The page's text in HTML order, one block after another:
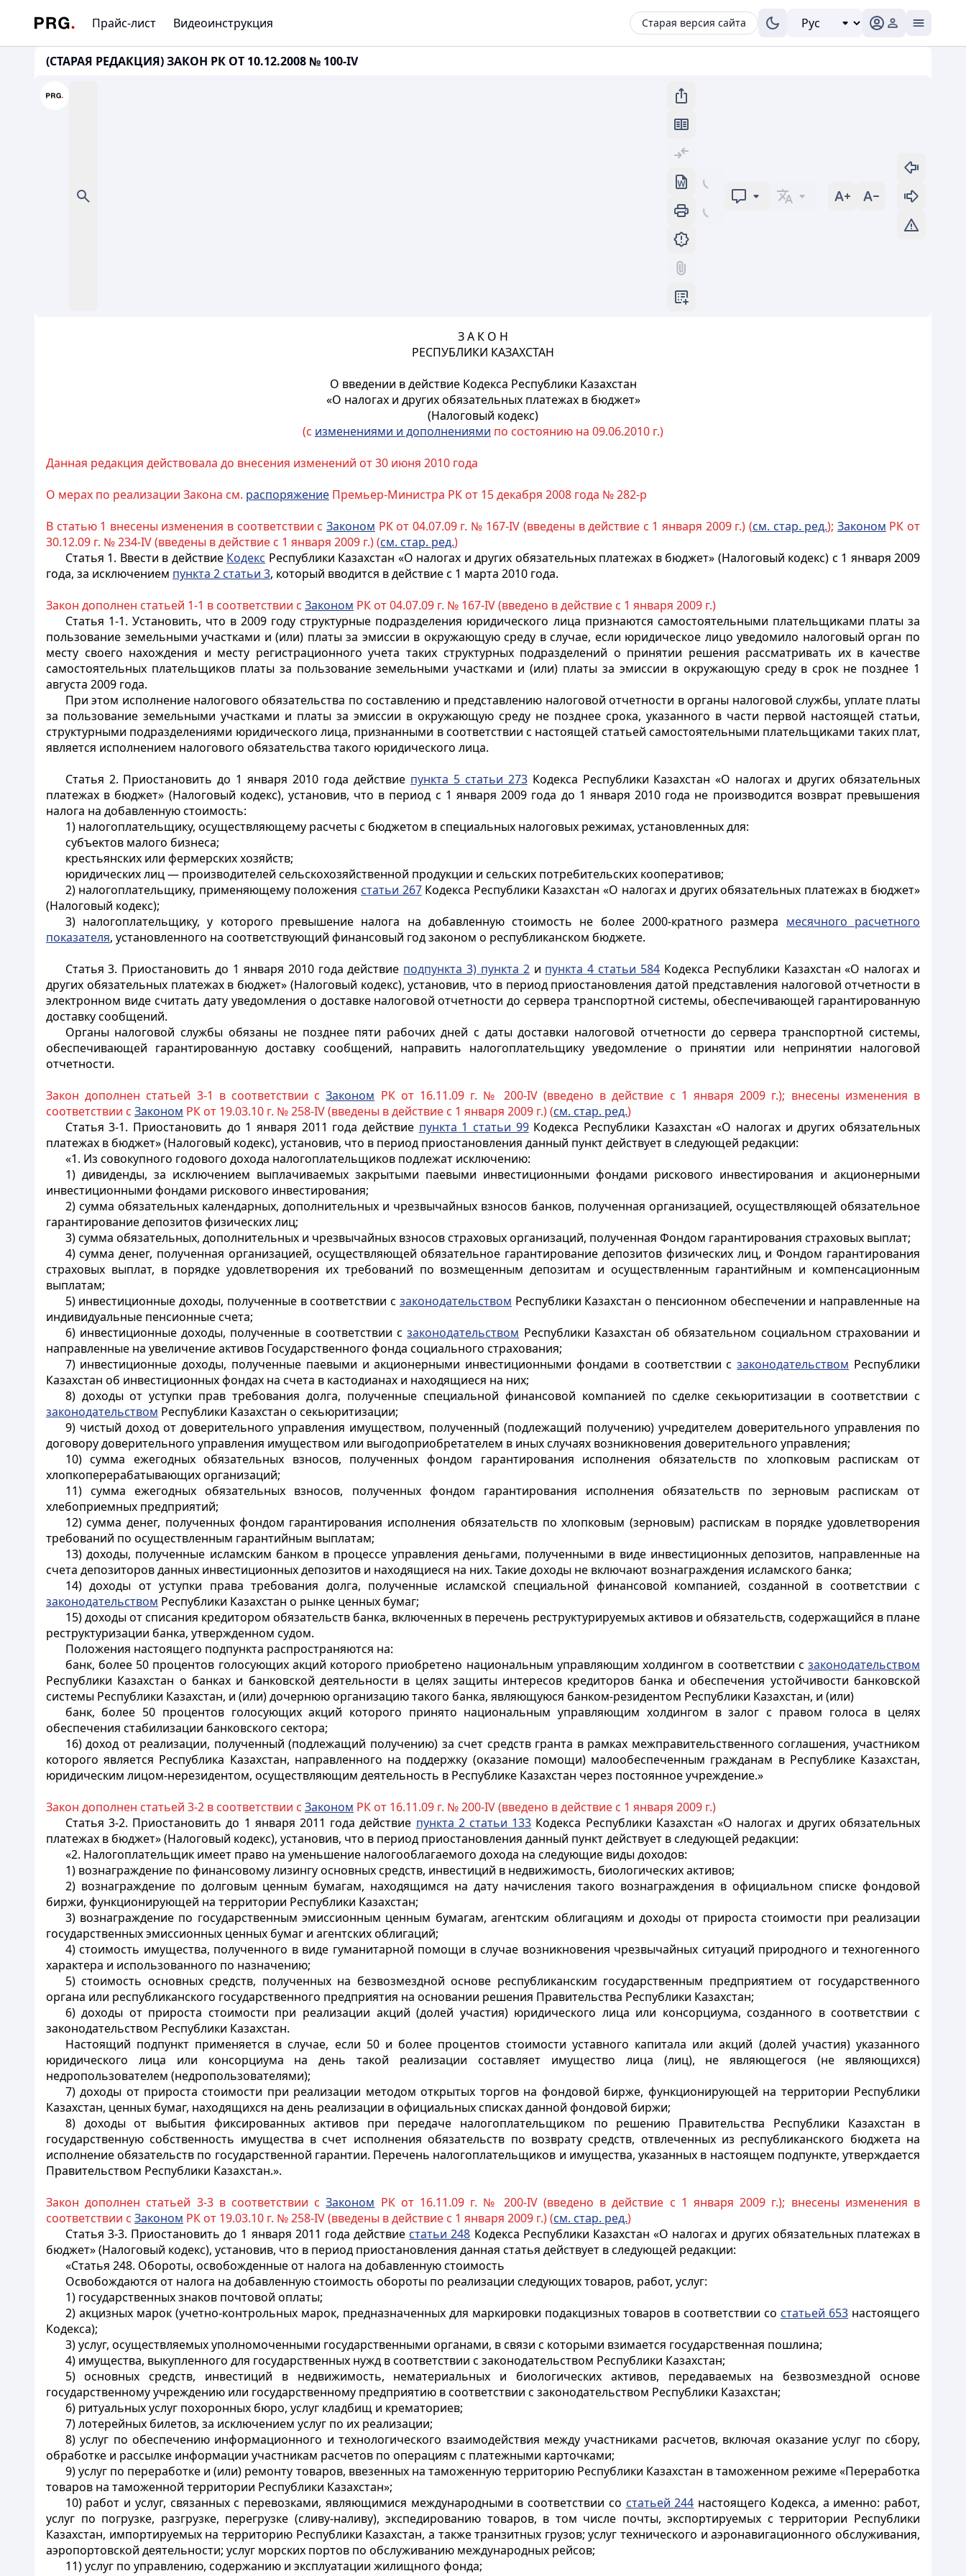
Прайс-лист Видеоинструкция Старая версия сайта
(СТАРАЯ РЕДАКЦИЯ) ЗАКОН РК ОТ 10.12.2008 № 100-IV
З А К О Н
РЕСПУБЛИКИ КАЗАХСТАН
О введении в действие Кодекса Республики Казахстан
«О налогах и других обязательных платежах в бюджет»
(Налоговый кодекс)
(с изменениями и дополнениями по состоянию на 09.06.2010 г.)
Данная редакция действовала до внесения изменений от 30 июня 2010 года
О мерах по реализации Закона см. распоряжение Премьер-Министра РК от 15 декабря 2008 года № 282-р
В статью 1 внесены изменения в соответствии с Законом РК от 04.07.09 г. № 167-IV (введены в действие с 1 января 2009 г.) (см. стар. ред.); Законом РК от
30.12.09 г. № 234-IV (введены в действие с 1 января 2009 г.) (см. стар. ред.)
Статья 1. Ввести в действие Кодекс Республики Казахстан «О налогах и других обязательных платежах в бюджет» (Налоговый кодекс) с 1 января 2009
года, за исключением пункта 2 статьи 3, который вводится в действие с 1 марта 2010 года.
Закон дополнен статьей 1-1 в соответствии с Законом РК от 04.07.09 г. № 167-IV (введено в действие с 1 января 2009 г.)
Статья 1-1. Установить, что в 2009 году структурные подразделения юридического лица признаются самостоятельными плательщиками платы за
пользование земельными участками и (или) платы за эмиссии в окружающую среду в случае, если юридическое лицо уведомило налоговый орган по
месту своего нахождения и месту регистрационного учета таких структурных подразделений о принятии решения рассматривать их в качестве
самостоятельных плательщиков платы за пользование земельными участками и (или) платы за эмиссии в окружающую среду в срок не позднее 1
августа 2009 года.
При этом исполнение налогового обязательства по составлению и представлению налоговой отчетности в органы налоговой службы, уплате платы
за пользование земельными участками и платы за эмиссии в окружающую среду не позднее срока, указанного в части первой настоящей статьи,
структурными подразделениями юридического лица, признанными в соответствии с настоящей статьей самостоятельными плательщиками таких плат,
является исполнением налогового обязательства такого юридического лица.
Статья 2. Приостановить до 1 января 2010 года действие пункта 5 статьи 273Кодекса Республики Казахстан «О налогах и других обязательных
платежах в бюджет» (Налоговый кодекс), установив, что в период с 1 января 2009 года до 1 января 2010 года не производится возврат превышения
налога на добавленную стоимость:
1) налогоплательщику, осуществляющему расчеты с бюджетом в специальных налоговых режимах, установленных для:
субъектов малого бизнеса;
крестьянских или фермерских хозяйств;
юридических лиц — производителей сельскохозяйственной продукции и сельских потребительских кооперативов;
2) налогоплательщику, применяющему положения статьи 267Кодекса Республики Казахстан «О налогах и других обязательных платежах в бюджет»
(Налоговый кодекс);
3) налогоплательщику, у которого превышение налога на добавленную стоимость не более 2000-кратного размера месячного расчетного
показателя, установленного на соответствующий финансовый год законом о республиканском бюджете.
Статья 3. Приостановить до 1 января 2010 года действие подпункта 3) пункта 2и пункта 4 статьи 584Кодекса Республики Казахстан «О налогах и
других обязательных платежах в бюджет» (Налоговый кодекс), установив, что в период приостановления датой представления налоговой отчетности в
электронном виде считать дату уведомления о доставке налоговой отчетности до сервера транспортной системы, обеспечивающей гарантированную
доставку сообщений.
Органы налоговой службы обязаны не позднее пяти рабочих дней с даты доставки налоговой отчетности до сервера транспортной системы,
обеспечивающей гарантированную доставку сообщений, направить налогоплательщику уведомление о принятии или непринятии налоговой
отчетности.
Закон дополнен статьей 3-1 в соответствии сЗаконом РК от 16.11.09 г. № 200-IV (введено в действие с 1 января 2009 г.); внесены изменения в
соответствии с Законом РК от 19.03.10 г. № 258-IV (введены в действие с 1 января 2009 г.) (см. стар. ред.)
Статья 3-1. Приостановить до 1 января 2011 года действие пункта 1 статьи 99Кодекса Республики Казахстан «О налогах и других обязательных
платежах в бюджет» (Налоговый кодекс), установив, что в период приостановления данный пункт действует в следующей редакции:
«1. Из совокупного годового дохода налогоплательщиков подлежат исключению:
1) дивиденды, за исключением выплачиваемых закрытыми паевыми инвестиционными фондами рискового инвестирования и акционерными
инвестиционными фондами рискового инвестирования;
2) сумма обязательных календарных, дополнительных и чрезвычайных взносов банков, полученная организацией, осуществляющей обязательное
гарантирование депозитов физических лиц;
3) сумма обязательных, дополнительных и чрезвычайных взносов страховых организаций, полученная Фондом гарантирования страховых выплат;
4) сумма денег, полученная организацией, осуществляющей обязательное гарантирование депозитов физических лиц, и Фондом гарантирования
страховых выплат, в порядке удовлетворения их требований по возмещенным депозитам и осуществленным гарантийным и компенсационным
выплатам;
5) инвестиционные доходы, полученные в соответствии с законодательством Республики Казахстан о пенсионном обеспечении и направленные на
индивидуальные пенсионные счета;
6) инвестиционные доходы, полученные в соответствии сзаконодательством Республики Казахстан об обязательном социальном страховании и
направленные на увеличение активов Государственного фонда социального страхования;
7) инвестиционные доходы, полученные паевыми и акционерными инвестиционными фондами в соответствии сзаконодательством Республики
Казахстан об инвестиционных фондах на счета в кастодианах и находящиеся на них;
8) доходы от уступки прав требования долга, полученные специальной финансовой компанией по сделке секьюритизации в соответствии с
законодательством Республики Казахстан о секьюритизации;
9) чистый доход от доверительного управления имуществом, полученный (подлежащий получению) учредителем доверительного управления по
договору доверительного управления имуществом или выгодоприобретателем в иных случаях возникновения доверительного управления;
10) сумма ежегодных обязательных взносов, полученных фондом гарантирования исполнения обязательств по хлопковым распискам от
хлопкоперерабатывающих организаций;
11) сумма ежегодных обязательных взносов, полученных фондом гарантирования исполнения обязательств по зерновым распискам от
хлебоприемных предприятий;
12) сумма денег, полученных фондом гарантирования исполнения обязательств по хлопковым (зерновым) распискам в порядке удовлетворения
требований по осуществленным гарантийным выплатам;
13) доходы, полученные исламским банком в процессе управления деньгами, полученными в виде инвестиционных депозитов, направленные на
счета депозиторов данных инвестиционных депозитов и находящиеся на них. Такие доходы не включают вознаграждения исламского банка;
14) доходы от уступки права требования долга, полученные исламской специальной финансовой компанией, созданной в соответствии с
законодательством Республики Казахстан о рынке ценных бумаг;
15) доходы от списания кредитором обязательств банка, включенных в перечень реструктурируемых активов и обязательств, содержащийся в плане
реструктуризации банка, утвержденном судом.
Положения настоящего подпункта распространяются на:
банк, более 50 процентов голосующих акций которого приобретено национальным управляющим холдингом в соответствии с законодательством
Республики Казахстан о банках и банковской деятельности в целях защиты интересов кредиторов банка и обеспечения устойчивости банковской
системы Республики Казахстан, и (или) дочернюю организацию такого банка, являющуюся банком-резидентом Республики Казахстан, и (или)
банк, более 50 процентов голосующих акций которого принято национальным управляющим холдингом в залог с правом голоса в целях
обеспечения стабилизации банковского сектора;
16) доход от реализации, полученный (подлежащий получению) за счет средств гранта в рамках межправительственного соглашения, участником
которого является Республика Казахстан, направленного на поддержку (оказание помощи) малообеспеченным гражданам в Республике Казахстан,
юридическим лицом-нерезидентом, осуществляющим деятельность в Республике Казахстан через постоянное учреждение.»
Закон дополнен статьей 3-2 в соответствии с Законом РК от 16.11.09 г. № 200-IV (введено в действие с 1 января 2009 г.)
Статья 3-2. Приостановить до 1 января 2011 года действие пункта 2 статьи 133 Кодекса Республики Казахстан «О налогах и других обязательных
платежах в бюджет» (Налоговый кодекс), установив, что в период приостановления данный пункт действует в следующей редакции:
«2. Налогоплательщик имеет право на уменьшение налогооблагаемого дохода на следующие виды доходов:
1) вознаграждение по финансовому лизингу основных средств, инвестиций в недвижимость, биологических активов;
2) вознаграждение по долговым ценным бумагам, находящимся на дату начисления такого вознаграждения в официальном списке фондовой
биржи, функционирующей на территории Республики Казахстан;
3) вознаграждение по государственным эмиссионным ценным бумагам, агентским облигациям и доходы от прироста стоимости при реализации
государственных эмиссионных ценных бумаг и агентских облигаций;
4) стоимость имущества, полученного в виде гуманитарной помощи в случае возникновения чрезвычайных ситуаций природного и техногенного
характера и использованного по назначению;
5) стоимость основных средств, полученных на безвозмездной основе республиканским государственным предприятием от государственного
органа или республиканского государственного предприятия на основании решения Правительства Республики Казахстан;
6) доходы от прироста стоимости при реализации акций (долей участия) юридического лица или консорциума, созданного в соответствии с
законодательством Республики Казахстан.
Настоящий подпункт применяется в случае, если 50 и более процентов стоимости уставного капитала или акций (долей участия) указанного
юридического лица или консорциума на день такой реализации составляет имущество лица (лиц), не являющегося (не являющихся)
недропользователем (недропользователями);
7) доходы от прироста стоимости при реализации методом открытых торгов на фондовой бирже, функционирующей на территории Республики
Казахстан, ценных бумаг, находящихся на день реализации в официальных списках данной фондовой биржи;
8) доходы от выбытия фиксированных активов при передаче налогоплательщиком по решению Правительства Республики Казахстан в
государственную собственность имущества в счет исполнения обязательств по возврату средств, отвлеченных из республиканского бюджета на
исполнение обязательств по государственной гарантии. Перечень налогоплательщиков и имущества, указанных в настоящем подпункте, утверждается
Правительством Республики Казахстан.».
Закон дополнен статьей 3-3 в соответствии сЗаконом РК от 16.11.09 г. № 200-IV (введено в действие с 1 января 2009 г.); внесены изменения в
соответствии с Законом РК от 19.03.10 г. № 258-IV (введены в действие с 1 января 2009 г.) (см. стар. ред.)
Статья 3-3. Приостановить до 1 января 2011 года действие статьи 248 Кодекса Республики Казахстан «О налогах и других обязательных платежах в
бюджет» (Налоговый кодекс), установив, что в период приостановления данная статья действует в следующей редакции:
«Статья 248. Обороты, освобожденные от налога на добавленную стоимость
Освобождаются от налога на добавленную стоимость обороты по реализации следующих товаров, работ, услуг:
1) государственных знаков почтовой оплаты;
2) акцизных марок (учетно-контрольных марок, предназначенных для маркировки подакцизных товаров в соответствии со статьей 653 настоящего
Кодекса);
3) услуг, осуществляемых уполномоченными государственными органами, в связи с которыми взимается государственная пошлина;
4) имущества, выкупленного для государственных нужд в соответствии с законодательством Республики Казахстан;
5) основных средств, инвестиций в недвижимость, нематериальных и биологических активов, передаваемых на безвозмездной основе
государственному учреждению или государственному предприятию в соответствии с законодательством Республики Казахстан;
6) ритуальных услуг похоронных бюро, услуг кладбищ и крематориев;
7) лотерейных билетов, за исключением услуг по их реализации;
8) услуг по обеспечению информационного и технологического взаимодействия между участниками расчетов, включая оказание услуг по сбору,
обработке и рассылке информации участникам расчетов по операциям с платежными карточками;
9) услуг по переработке и (или) ремонту товаров, ввезенных на таможенную территорию Республики Казахстан в таможенном режиме «Переработка
товаров на таможенной территории Республики Казахстан»;
10) работ и услуг, связанных с перевозками, являющимися международными в соответствии со статьей 244 настоящего Кодекса, а именно: работ,
услуг по погрузке, разгрузке, перегрузке (сливу-наливу), экспедированию товаров, в том числе почты, экспортируемых с территории Республики
Казахстан, импортируемых на территорию Республики Казахстан, а также транзитных грузов; услуг технического и аэронавигационного обслуживания,
аэропортовской деятельности; услуг морских портов по обслуживанию международных рейсов;
11) услуг по управлению, содержанию и эксплуатации жилищного фонда;